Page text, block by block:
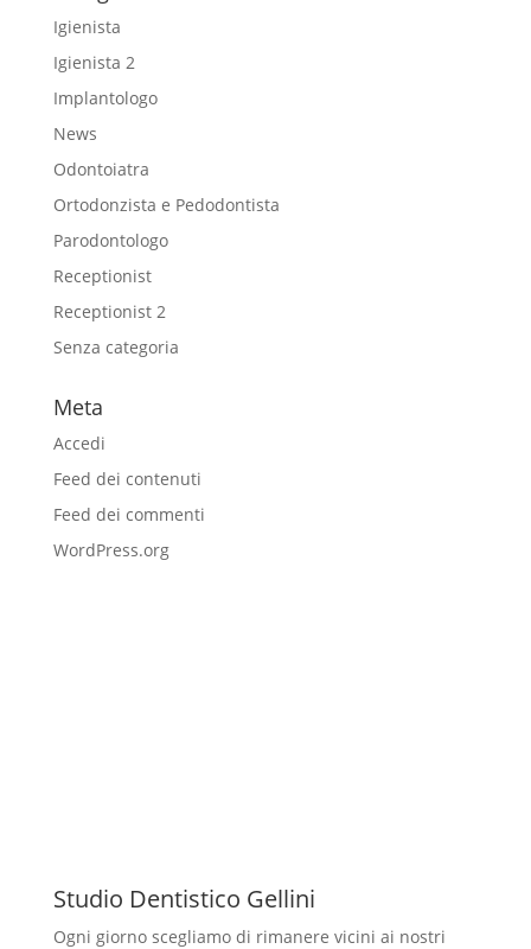
Igienista
Igienista 2
Implantologo
News
Odontoiatra
Ortodonzista e Pedodontista
Parodontologo
Receptionist
Receptionist 2
Senza categoria
Meta
Accedi
Feed dei contenuti
Feed dei commenti
WordPress.org
Studio Dentistico Gellini
Ogni giorno scegliamo di rimanere vicini ai nostri